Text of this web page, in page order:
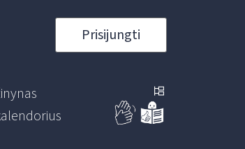
Prisijungti